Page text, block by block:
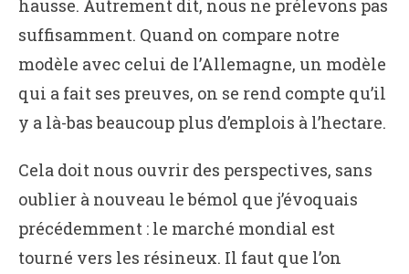
hausse. Autrement dit, nous ne prélevons pas
suffisamment. Quand on compare notre
modèle avec celui de l’Allemagne, un modèle
qui a fait ses preuves, on se rend compte qu’il
y a là-bas beaucoup plus d’emplois à l’hectare.
Cela doit nous ouvrir des perspectives, sans
oublier à nouveau le bémol que j’évoquais
précédemment : le marché mondial est
tourné vers les résineux. Il faut que l’on